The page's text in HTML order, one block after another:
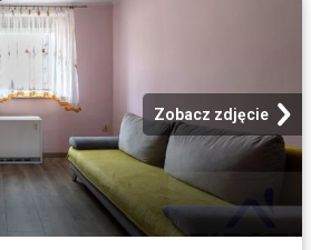
Zobacz zdjęcie